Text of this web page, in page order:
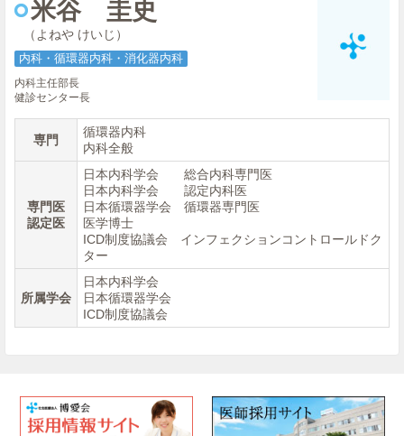
米谷 圭史
（よねや けいじ）
内科・循環器内科・消化器内科
内科主任部長
健診センター長
専門
循環器内科
内科全般
専門医
認定医
日本内科学会 総合内科専門医
日本内科学会 認定内科医
日本循環器学会 循環器専門医
医学博士
ICD制度協議会 インフェクションコントロールドク
ター
所属学会
日本内科学会
日本循環器学会
ICD制度協議会